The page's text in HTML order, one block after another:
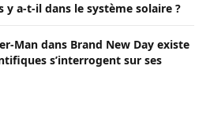
y a-t-il dans le système solaire ?
Man dans Brand New Day existe
s’interrogent sur ses